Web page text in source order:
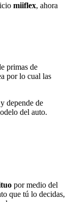
miiflex, ahora
primas de
por lo cual las
depende de
del auto.
por medio del
que tú lo decidas,